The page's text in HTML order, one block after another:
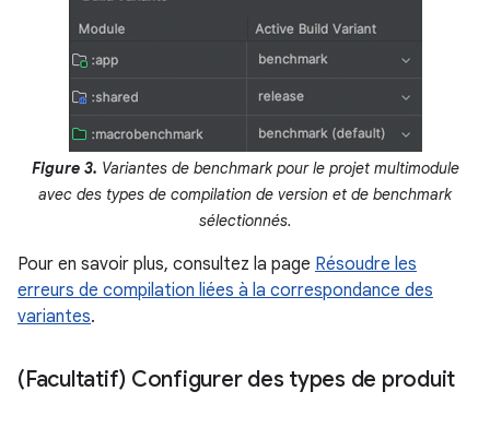
Figure 3. Variantes de benchmark pour le projet multimodule
avec des types de compilation de version et de benchmark
sélectionnés.
Pour en savoir plus, consultez la page Résoudre les
erreurs de compilation liées à la correspondance des
variantes.
(Facultatif) Configurer des types de produit